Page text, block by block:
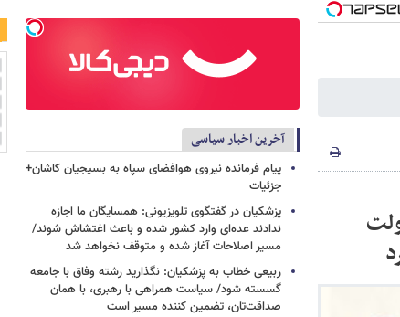
آخرین اخبار سیاسی
پیام فرمانده نیروی هوافضای سپاه به بسیجیان کاشان+
جزئیات
پزشکیان در گفتگوی تلویزیونی: همسایگان ما اجازه
ندادند عده‌ای وارد کشور شده و باعث اغتشاش شوند/
مسیر اصلاحات آغاز شده و متوقف نخواهد شد
ربیعی خطاب به پزشکیان: نگذارید رشته وفاق با جامعه
گسسته شود/ سیاست همراهی با رهبری، با همان
صداقت‌تان، تضمین کننده مسیر است